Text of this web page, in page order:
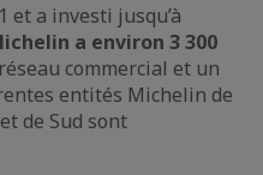
et a investi jusqu’à
a environ 3 300
commercial et un
entités Michelin de
de Sud sont